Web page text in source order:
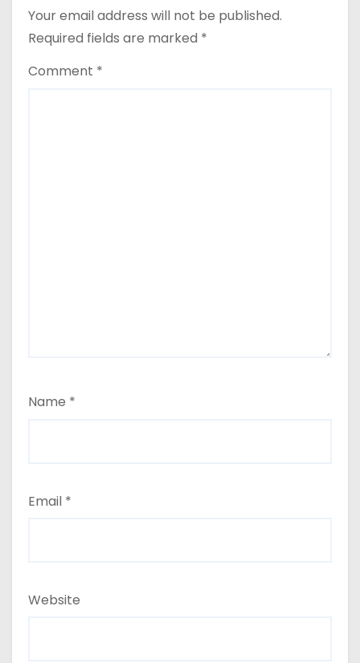
Your email address will not be published.
Required fields are marked *
Comment *
Name *
Email *
Website